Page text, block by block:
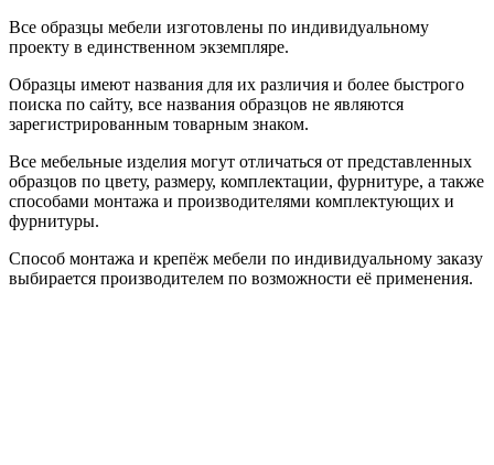
Все образцы мебели изготовлены по индивидуальному
проекту в единственном экземпляре.
Образцы имеют названия для их различия и более быстрого
поиска по сайту, все названия образцов не являются
зарегистрированным товарным знаком.
Все мебельные изделия могут отличаться от представленных
образцов по цвету, размеру, комплектации, фурнитуре, а также
способами монтажа и производителями комплектующих и
фурнитуры.
Способ монтажа и крепёж мебели по индивидуальному заказу
выбирается производителем по возможности её применения.